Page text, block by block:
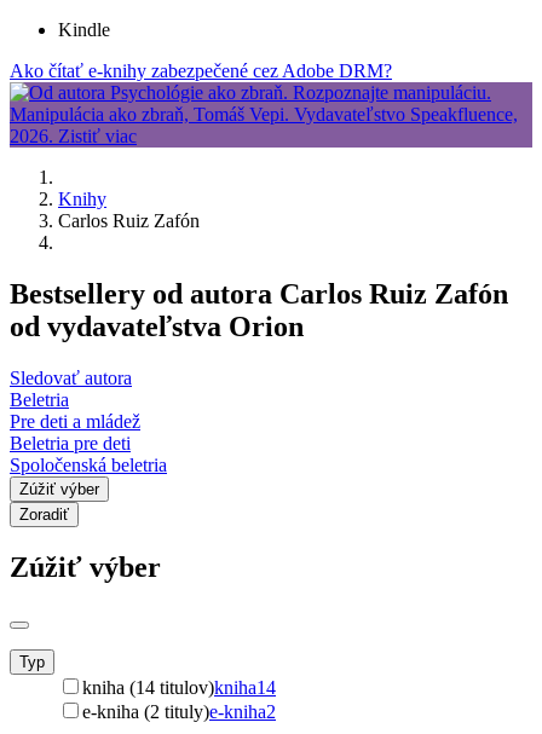
Kindle
Ako čítať e-knihy zabezpečené cez Adobe DRM?
Knihy
Carlos Ruiz Zafón
Bestsellery od autora Carlos Ruiz Zafón
od vydavateľstva Orion
Sledovať autora
Beletria
Pre deti a mládež
Beletria pre deti
Spoločenská beletria
Zúžiť výber
Zoradiť
Zúžiť výber
Typ
kniha (14 titulov)kniha14
e-kniha (2 tituly)e-kniha2